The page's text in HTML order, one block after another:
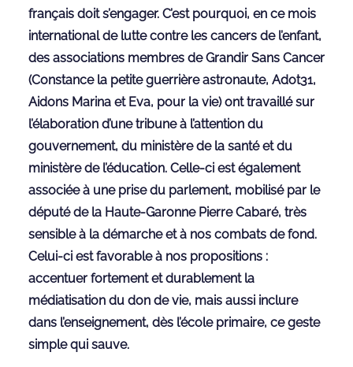
français doit s’engager. C’est pourquoi, en ce mois
international de lutte contre les cancers de l’enfant,
des associations membres de Grandir Sans Cancer
(Constance la petite guerrière astronaute, Adot31,
Aidons Marina et Eva, pour la vie) ont travaillé sur
l’élaboration d’une tribune à l’attention du
gouvernement, du ministère de la santé et du
ministère de l’éducation. Celle-ci est également
associée à une prise du parlement, mobilisé par le
député de la Haute-Garonne Pierre Cabaré, très
sensible à la démarche et à nos combats de fond.
Celui-ci est favorable à nos propositions :
accentuer fortement et durablement la
médiatisation du don de vie, mais aussi inclure
dans l’enseignement, dès l’école primaire, ce geste
simple qui sauve.